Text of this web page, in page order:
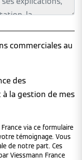
commerciales au
des
la gestion de mes
via ce formulaire
témoignage. Vous
de notre part. Ces
Viessmann France